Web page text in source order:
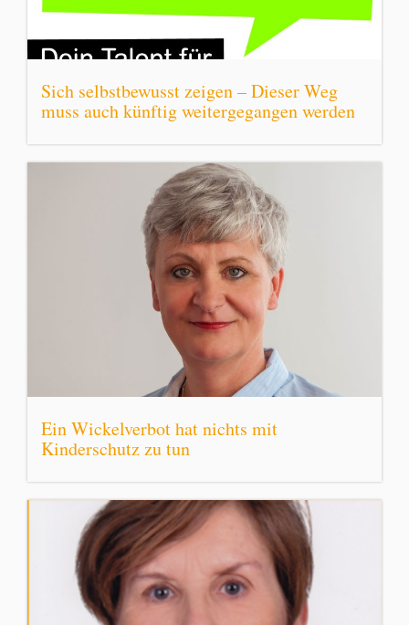
Sich selbstbewusst zeigen – Dieser Weg
muss auch künftig weitergegangen werden
Ein Wickelverbot hat nichts mit
Kinderschutz zu tun